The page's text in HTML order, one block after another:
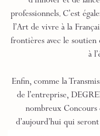
professionnels. C’est
l’Art de vivre à la
frontières avec le soutien
à
Enfin, comme la
de l’entreprise,
nombreux Concours
d’aujourd’hui qui